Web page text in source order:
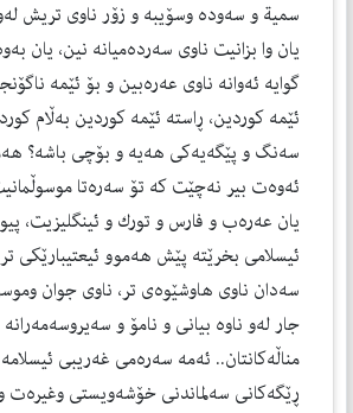
سمیة و سەودە وسۆیبە و زۆر ناوی تریش
یان وا بزانیت ناوی سەردەمیانە نین، یان
گوایە ئەوانە ناوی عەرەبین و بۆ ئێمە
ئێمە كوردین، ڕاستە ئێمە كوردین بەڵام
سەنگ و پێگەیەكی هەیە و بۆچی باشە؟
ئەوەت بیر نەچێت كە تۆ سەرەتا
یان عەرەب و فارس و تورك و ئینگلیزیت،
ئیسلامی بخرێتە پێش هەموو ئیعتیبارێكی تر
سەدان ناوی هاوشێوەی تر، ناوی جوان
جار لەو ناوە بیانی و نامۆ و سەیروسەمەرانە
مناڵەكانتان.. ئەمە سەرەمی غەریبی
ڕێگەكانی سەلماندنی خۆشەویستی